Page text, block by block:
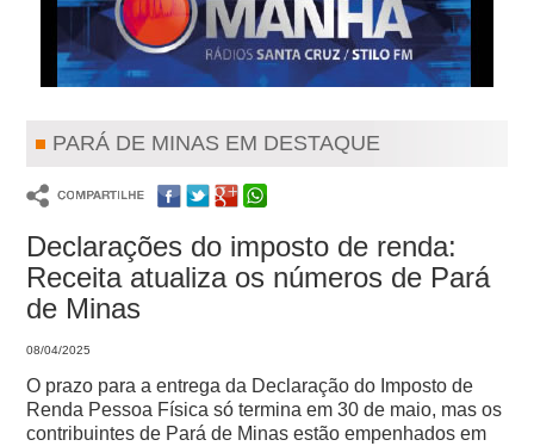
PARÁ DE MINAS EM DESTAQUE
Declarações do imposto de renda:
Receita atualiza os números de Pará
de Minas
08/04/2025
O prazo para a entrega da Declaração do Imposto de
Renda Pessoa Física só termina em 30 de maio, mas os
contribuintes de Pará de Minas estão empenhados em